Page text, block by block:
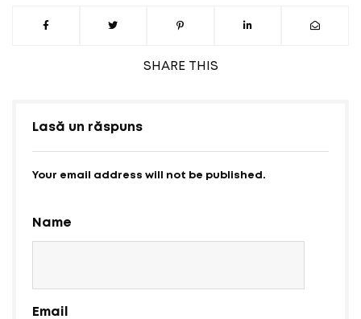
SHARE THIS
Lasă un răspuns
Your email address will not be published.
Name
Email